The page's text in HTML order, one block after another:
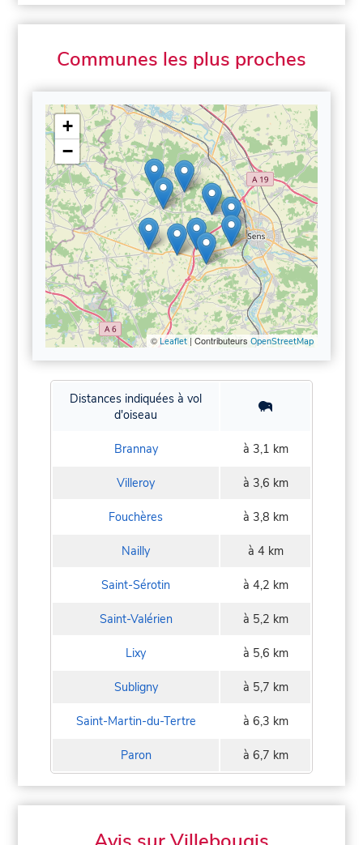
Communes les plus proches
+
−
© Leaflet| Contributeurs OpenStreetMap
Distances indiquées à vol
d'oiseau
Brannay à 3,1 km
Villeroy à 3,6 km
Fouchères à 3,8 km
Nailly à 4 km
Saint-Sérotin à 4,2 km
Saint-Valérien à 5,2 km
Lixy à 5,6 km
Subligny à 5,7 km
Saint-Martin-du-Tertre à 6,3 km
Paron à 6,7 km